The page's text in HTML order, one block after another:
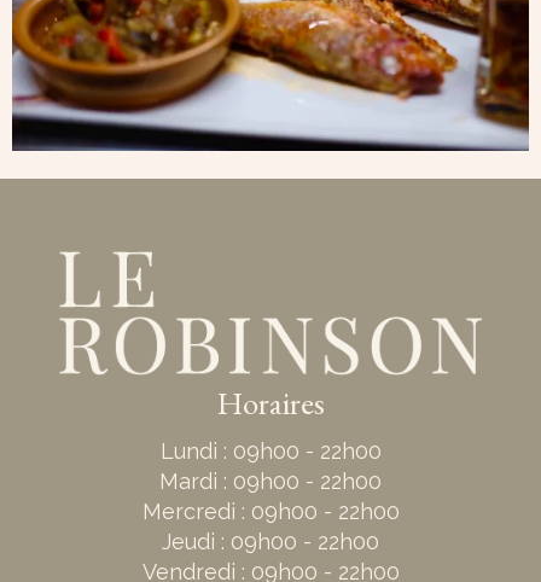
Horaires
Lundi : 09h00 - 22h00
Mardi : 09h00 - 22h00
Mercredi : 09h00 - 22h00
Jeudi : 09h00 - 22h00
Vendredi : 09h00 - 22h00